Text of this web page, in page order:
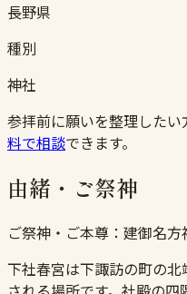
長野県
種別
神社
参拝前に願いを整理したい
料で相談できます。
由緒・ご祭神
ご祭神・ご本尊： 建御名方
下社春宮は下諏訪の町の